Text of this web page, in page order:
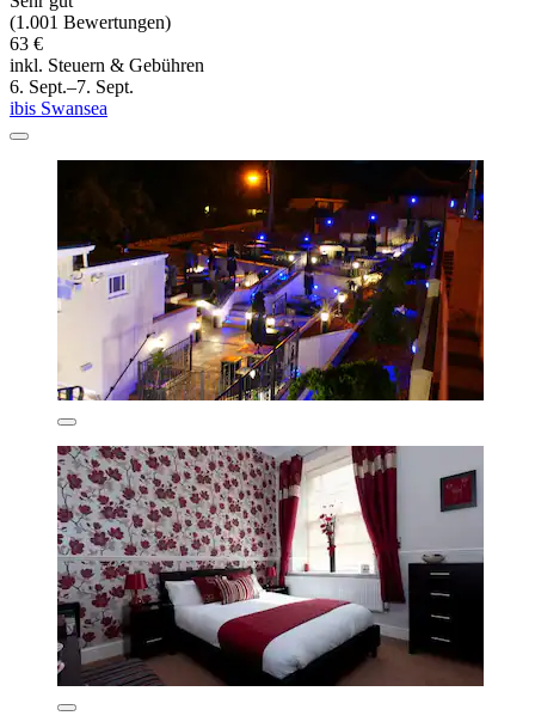
(1.001 Bewertungen)
63 €
inkl. Steuern & Gebühren
6. Sept.–7. Sept.
ibis Swansea